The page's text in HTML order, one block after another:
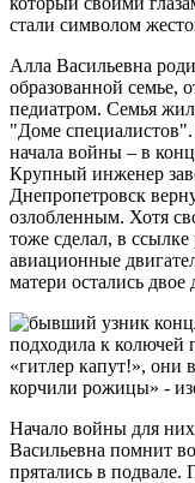
стали символом
Алла Васильевна
образованной семье,
педиатром. Семья
"Доме
начала войны – в
Крупный инженер
Днепропетровск
озлобленным. Хотя
тоже сделал, в
авиационные
матери остались
Начало войны для
Васильевна помнит
прятались в